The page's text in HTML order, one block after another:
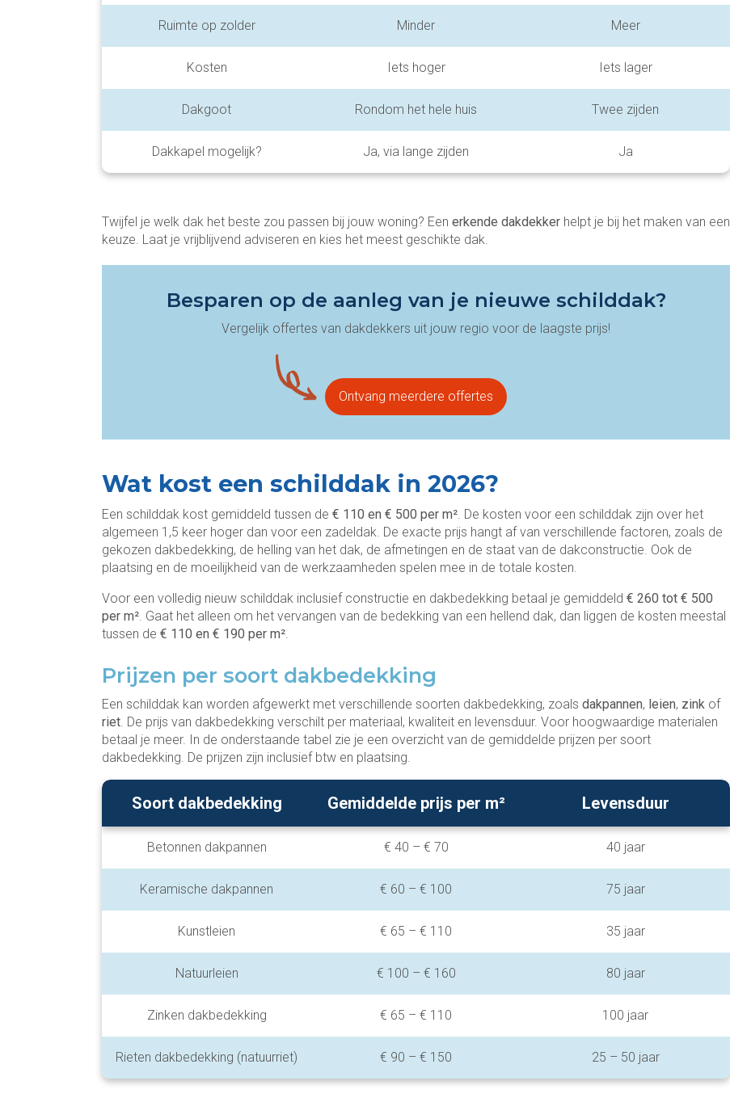
Ruimte op zolder Minder Meer
Kosten Iets hoger Iets lager
Dakgoot Rondom het hele huis Twee zijden
Dakkapel mogelijk? Ja, via lange zijden Ja
Twijfel je welk dak het beste zou passen bij jouw woning? Een erkende dakdekker helpt je bij het maken van een
keuze. Laat je vrijblijvend adviseren en kies het meest geschikte dak.
Besparen op de aanleg van je nieuwe schilddak?
Vergelijk offertes van dakdekkers uit jouw regio voor de laagste prijs!
Ontvang meerdere offertes
Wat kost een schilddak in 2026?
Een schilddak kost gemiddeld tussen de € 110 en € 500 per m². De kosten voor een schilddak zijn over het
algemeen 1,5 keer hoger dan voor een zadeldak. De exacte prijs hangt af van verschillende factoren, zoals de
gekozen dakbedekking, de helling van het dak, de afmetingen en de staat van de dakconstructie. Ook de
plaatsing en de moeilijkheid van de werkzaamheden spelen mee in de totale kosten.
Voor een volledig nieuw schilddak inclusief constructie en dakbedekking betaal je gemiddeld € 260 tot € 500
per m². Gaat het alleen om het vervangen van de bedekking van een hellend dak, dan liggen de kosten meestal
tussen de € 110 en € 190 per m².
Prijzen per soort dakbedekking
Een schilddak kan worden afgewerkt met verschillende soorten dakbedekking, zoals dakpannen, leien, zink of
riet. De prijs van dakbedekking verschilt per materiaal, kwaliteit en levensduur. Voor hoogwaardige materialen
betaal je meer. In de onderstaande tabel zie je een overzicht van de gemiddelde prijzen per soort
dakbedekking. De prijzen zijn inclusief btw en plaatsing.
Soort dakbedekking Gemiddelde prijs per m² Levensduur
Betonnen dakpannen € 40 – € 70 40 jaar
Keramische dakpannen € 60 – € 100 75 jaar
Kunstleien € 65 – € 110 35 jaar
Natuurleien € 100 – € 160 80 jaar
Zinken dakbedekking € 65 – € 110 100 jaar
Rieten dakbedekking (natuurriet) € 90 – € 150 25 – 50 jaar